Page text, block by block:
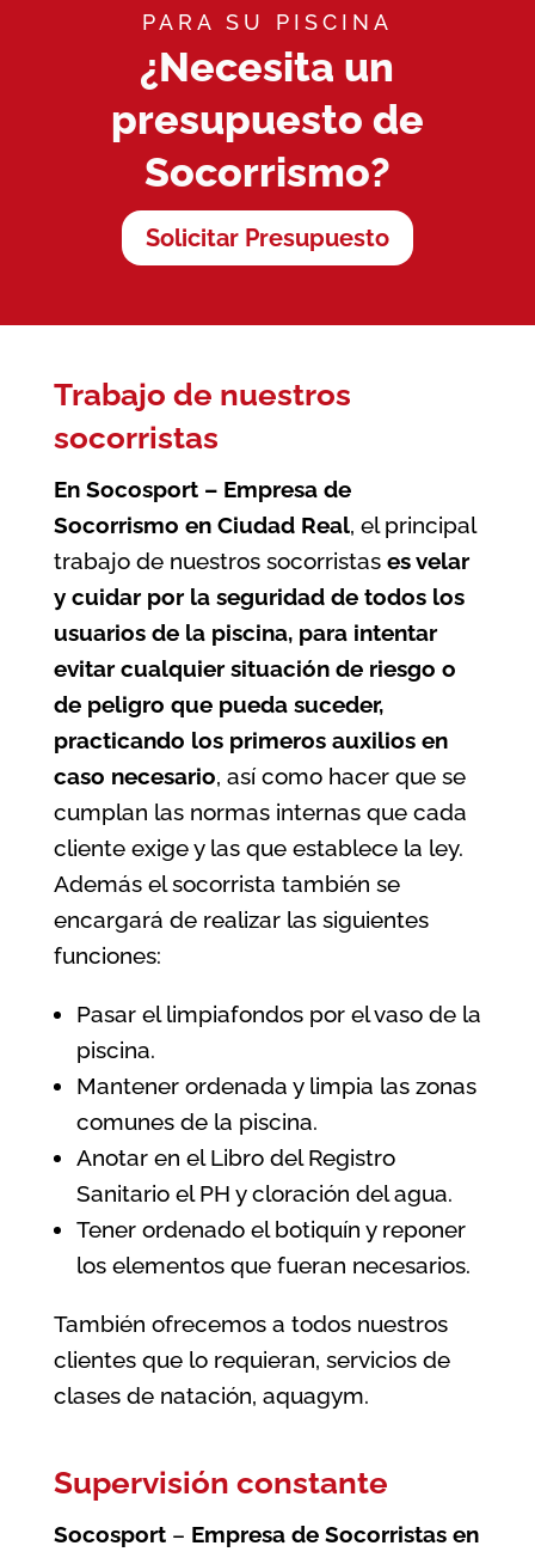
PARA SU PISCINA
¿Necesita un
presupuesto de
Socorrismo?
Solicitar Presupuesto
Trabajo de nuestros
socorristas
En Socosport – Empresa de
Socorrismo en Ciudad Real, el principal
trabajo de nuestros socorristas es velar
y cuidar por la seguridad de todos los
usuarios de la piscina, para intentar
evitar cualquier situación de riesgo o
de peligro que pueda suceder,
practicando los primeros auxilios en
caso necesario, así como hacer que se
cumplan las normas internas que cada
cliente exige y las que establece la ley.
Además el socorrista también se
encargará de realizar las siguientes
funciones:
Pasar el limpiafondos por el vaso de la
piscina.
Mantener ordenada y limpia las zonas
comunes de la piscina.
Anotar en el Libro del Registro
Sanitario el PH y cloración del agua.
Tener ordenado el botiquín y reponer
los elementos que fueran necesarios.
También ofrecemos a todos nuestros
clientes que lo requieran, servicios de
clases de natación, aquagym.
Supervisión constante
Socosport– Empresa de Socorristas en